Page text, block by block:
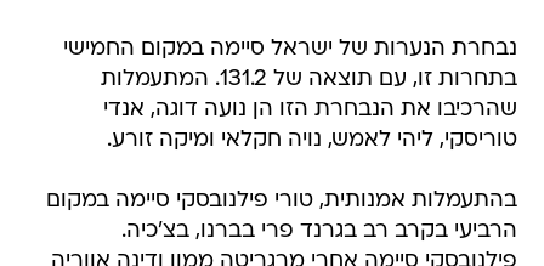
נבחרת הנערות של ישראל סיימה במקום החמישי
בתחרות זו, עם תוצאה של 131.2. המתעמלות
שהרכיבו את הנבחרת הזו הן נועה דוגה, אנדי
טוריסקי, ליהי לאמש, נויה חקלאי ומיקה זורע.
בהתעמלות אמנותית, טורי פילנובסקי סיימה במקום
הרביעי בקרב רב בגרנד פרי בברנו, בצ'כיה.